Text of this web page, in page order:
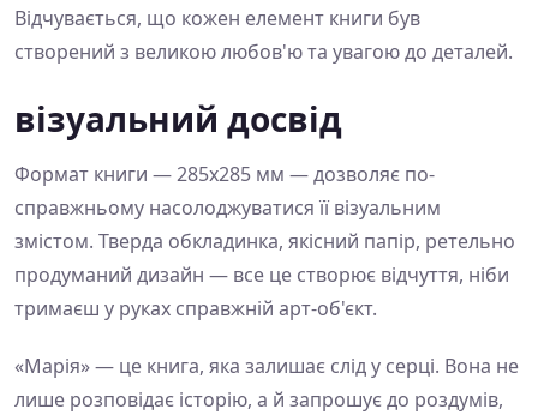
Відчувається, що кожен елемент книги був
створений з великою любов'ю та увагою до деталей.
візуальний досвід
Формат книги — 285x285 мм — дозволяє по-
справжньому насолоджуватися її візуальним
змістом. Тверда обкладинка, якісний папір, ретельно
продуманий дизайн — все це створює відчуття, ніби
тримаєш у руках справжній арт-об'єкт.
«Марія» — це книга, яка залишає слід у серці. Вона не
лише розповідає історію, а й запрошує до роздумів,